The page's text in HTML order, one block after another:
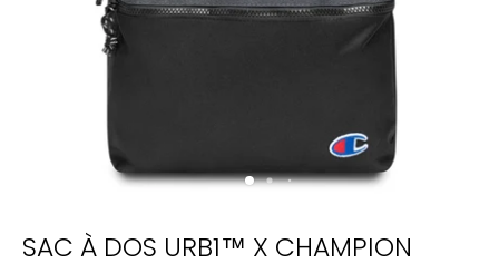
SAC À DOS URB1™ X CHAMPION